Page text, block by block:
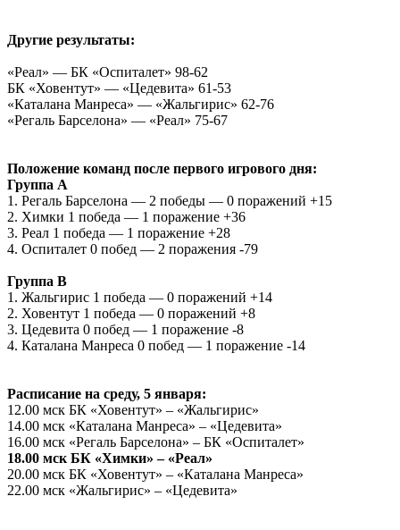
Другие результаты:
«Реал» — БК «Оспиталет» 98-62
БК «Ховентут» — «Цедевита» 61-53
«Каталана Манреса» — «Жальгирис» 62-76
«Регаль Барселона» — «Реал» 75-67
Положение команд после первого игрового дня:
Группа А
1. Регаль Барселона — 2 победы — 0 поражений +15
2. Химки 1 победа — 1 поражение +36
3. Реал 1 победа — 1 поражение +28
4. Оспиталет 0 побед — 2 поражения -79
Группа B
1. Жальгирис 1 победа — 0 поражений +14
2. Ховентут 1 победа — 0 поражений +8
3. Цедевита 0 побед — 1 поражение -8
4. Каталана Манреса 0 побед — 1 поражение -14
Расписание на среду, 5 января:
12.00 мск БК «Ховентут» – «Жальгирис»
14.00 мск «Каталана Манреса» – «Цедевита»
16.00 мск «Регаль Барселона» – БК «Оспиталет»
18.00 мск БК «Химки» – «Реал»
20.00 мск БК «Ховентут» – «Каталана Манреса»
22.00 мск «Жальгирис» – «Цедевита»